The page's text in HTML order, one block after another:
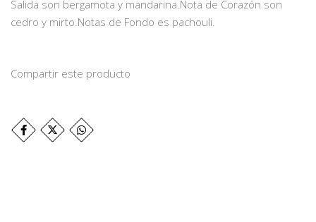
Salida son bergamota y mandarina.Nota de Corazón son
cedro y mirto.Notas de Fondo es pachouli.
Compartir este producto